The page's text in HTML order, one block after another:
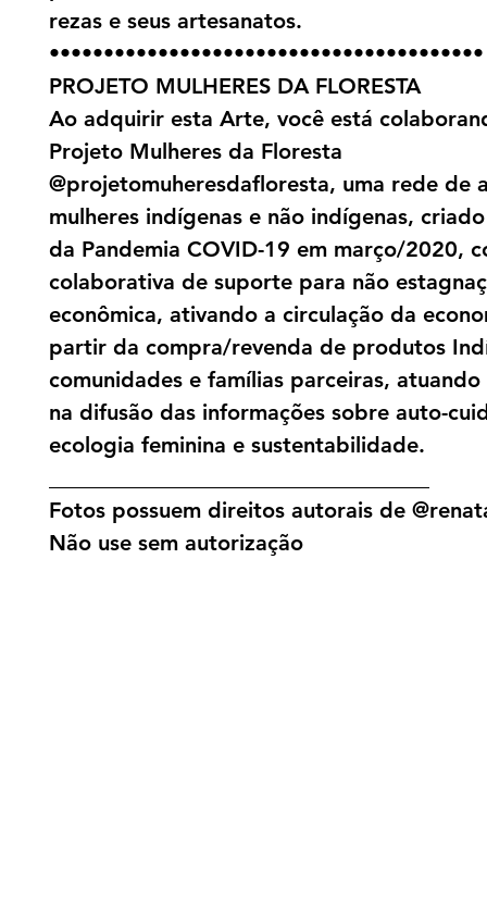
rezas e seus artesanatos.
••••••••••••••••••••••••••••••••••••••••
PROJETO MULHERES DA FLORESTA
Ao adquirir esta Arte, você está
Projeto Mulheres da Floresta
@projetomuheresdafloresta, uma rede de
mulheres indígenas e não indígenas,
da Pandemia COVID-19 em março/2020,
colaborativa de suporte para não
econômica, ativando a circulação da
partir da compra/revenda de produtos
comunidades e famílias parceiras,
na difusão das informações sobre auto-
ecologia feminina e sustentabilidade.
Fotos possuem direitos autorais de
Não use sem autorização